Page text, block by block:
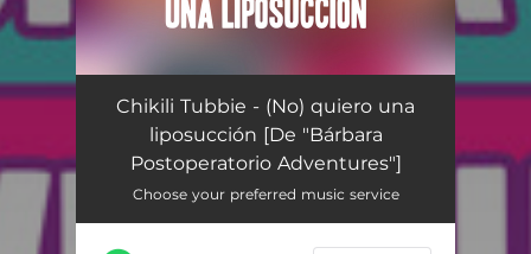
(No) quiero una liposucción [De "Bárbara Postoperatorio Adventures"] 01:53
Chikili Tubbie - (No) quiero una
liposucción [De "Bárbara
Postoperatorio Adventures"]
Choose your preferred music service